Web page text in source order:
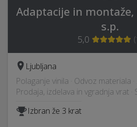
Adaptacije in
s.p.
5,0 (
Ljubljana
Polaganje vinila · Odvoz materiala
Prodaja, izdelava in vgradnja vrat ·
Izbran že 3 krat